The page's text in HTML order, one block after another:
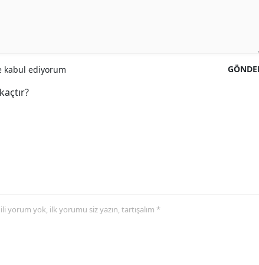
kabul ediyorum
yorum yok, ilk yorumu siz yazın, tartışalım *